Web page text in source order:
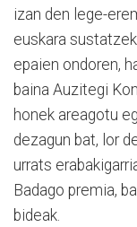
izan den lege-
euskara
epaien ondoren,
baina Auzitegi
honek areagotu
dezagun bat, lor
urrats
Badago premia,
bideak.